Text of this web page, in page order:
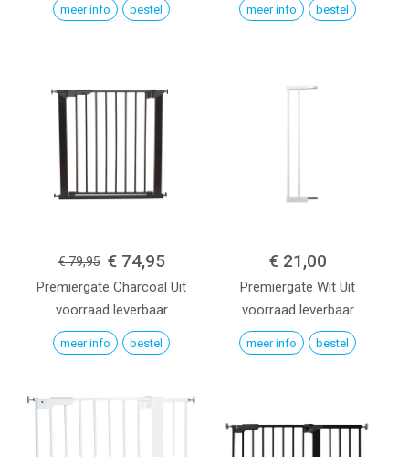
meer info bestel meer info bestel
€ 79,95 € 74,95
Premiergate Charcoal Uit
voorraad leverbaar
meer info bestel
€ 21,00
Premiergate Wit Uit
voorraad leverbaar
meer info bestel